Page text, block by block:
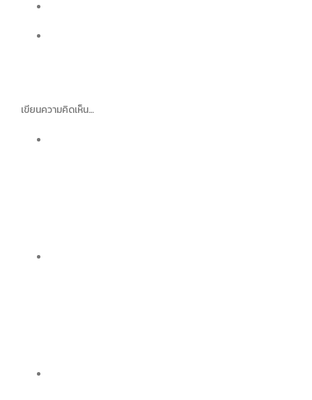
เขียนความคิดเห็น…